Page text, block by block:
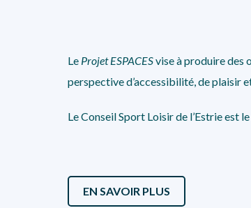
Le Projet ESPACESvise à produire des
perspective d’accessibilité, de plaisir
Le Conseil Sport Loisir de l’Estrie est
EN SAVOIR PLUS